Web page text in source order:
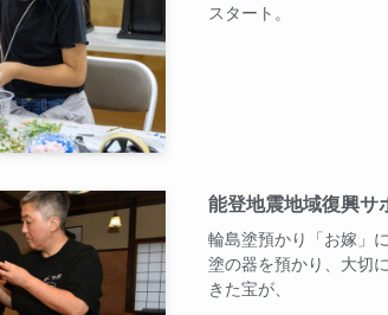
スタート。
能登地震地域復興サ
輪島塗預かり「お嫁」
塗の器を預かり、大切
きた宝が、